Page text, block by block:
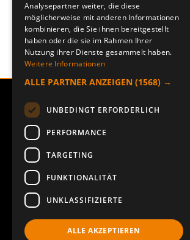
Analysepartner weiter, die diese
möglicherweise mit anderen Informationen
kombinieren, die Sie ihnen bereitgestellt
haben oder die sie im Rahmen Ihrer
Nutzung ihrer Dienste gesammelt haben.
Weitere Informationen
ALLE PARTNER ANZEIGEN (1568) →
UNBEDINGT ERFORDERLICH
PERFORMANCE
TARGETING
FUNKTIONALITÄT
UNKLASSIFIZIERTE
ALLE AKZEPTIEREN